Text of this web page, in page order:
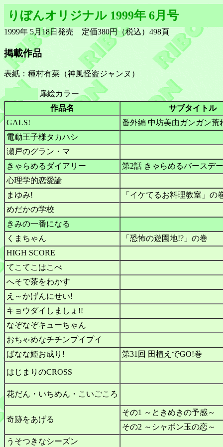
りぼんオリジナル 1999年 6月号
1999年 5月18日発売 定価380円（税込）498頁
掲載作品
表紙：種村有菜（神風怪盗ジャンヌ）
扉絵カラー
作品名
サブタイトル
GALS!
番外編 中坊美由ガンガン荒
電動王子様タカハシ
瀬戸のグラン・マ
きゃらめるダイアリー
第2話 きゃらめるバースデー
心理学的恋愛論
まゆみ!
「イケてるお料理教室」の
めだかの学校
きみの一番になる
くまちゃん
「恐怖の遊園地!?」の巻
HIGH SCORE
てこてこはこべ
へそで茶をわかす
え～かげんにせい!
キョウダイしましょ!!
なぞなぞキューちゃん
おちゃめなチチンプイプイ
ばなな姫お成り!
第31回 田植えでGO!巻
はじまりのCROSS
花だん・いちめん・こいごころ
奇跡をあげる
その1 ～ときめきの予感～
その2 ～シャボン玉の恋～
うそつきなシーズン